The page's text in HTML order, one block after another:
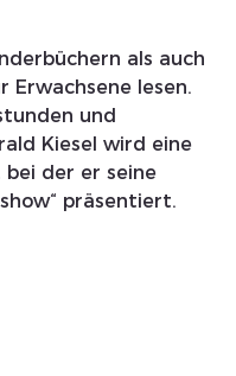
als auch
Erwachsene lesen.
und
Kiesel wird eine
der er seine
präsentiert.